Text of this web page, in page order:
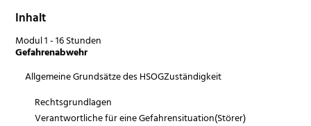
Inhalt
Modul 1 - 16 Stunden
Gefahrenabwehr
Allgemeine Grundsätze des HSOGZuständigkeit
Rechtsgrundlagen
Verantwortliche für eine Gefahrensituation(Störer)